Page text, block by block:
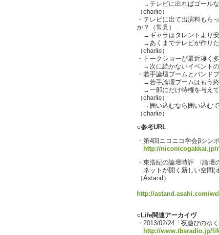
→テレビに出ればゴールな
（charlie）
・テレビに出て出演料もら
か？（常見）
→ギャラはタレントより安
→あくまでテレビが作りた
（charlie）
・トークショーが最近凄く
→次に続かないイベント
・若手論壇ブームとバンド
→若手論壇ブームはもう
→一部にだけ特権を与え
（charlie）
→囲い込むなら囲い込むで
（charlie）
○参考URL
・第4回ニコニコ学会βシン
http://niconicogakkai.jp/
・東浩紀の論壇時評 〈論壇
ネットが開く新しい空間(
（Astand）
http://astand.asahi.com/
○Life関連アーカイヴ
・2013/02/24「夜遊びのゆ
http://www.tbsradio.jp/